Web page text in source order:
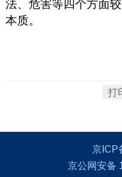
法、危害等四个方面
本质。
打
京ICP
京公网安备